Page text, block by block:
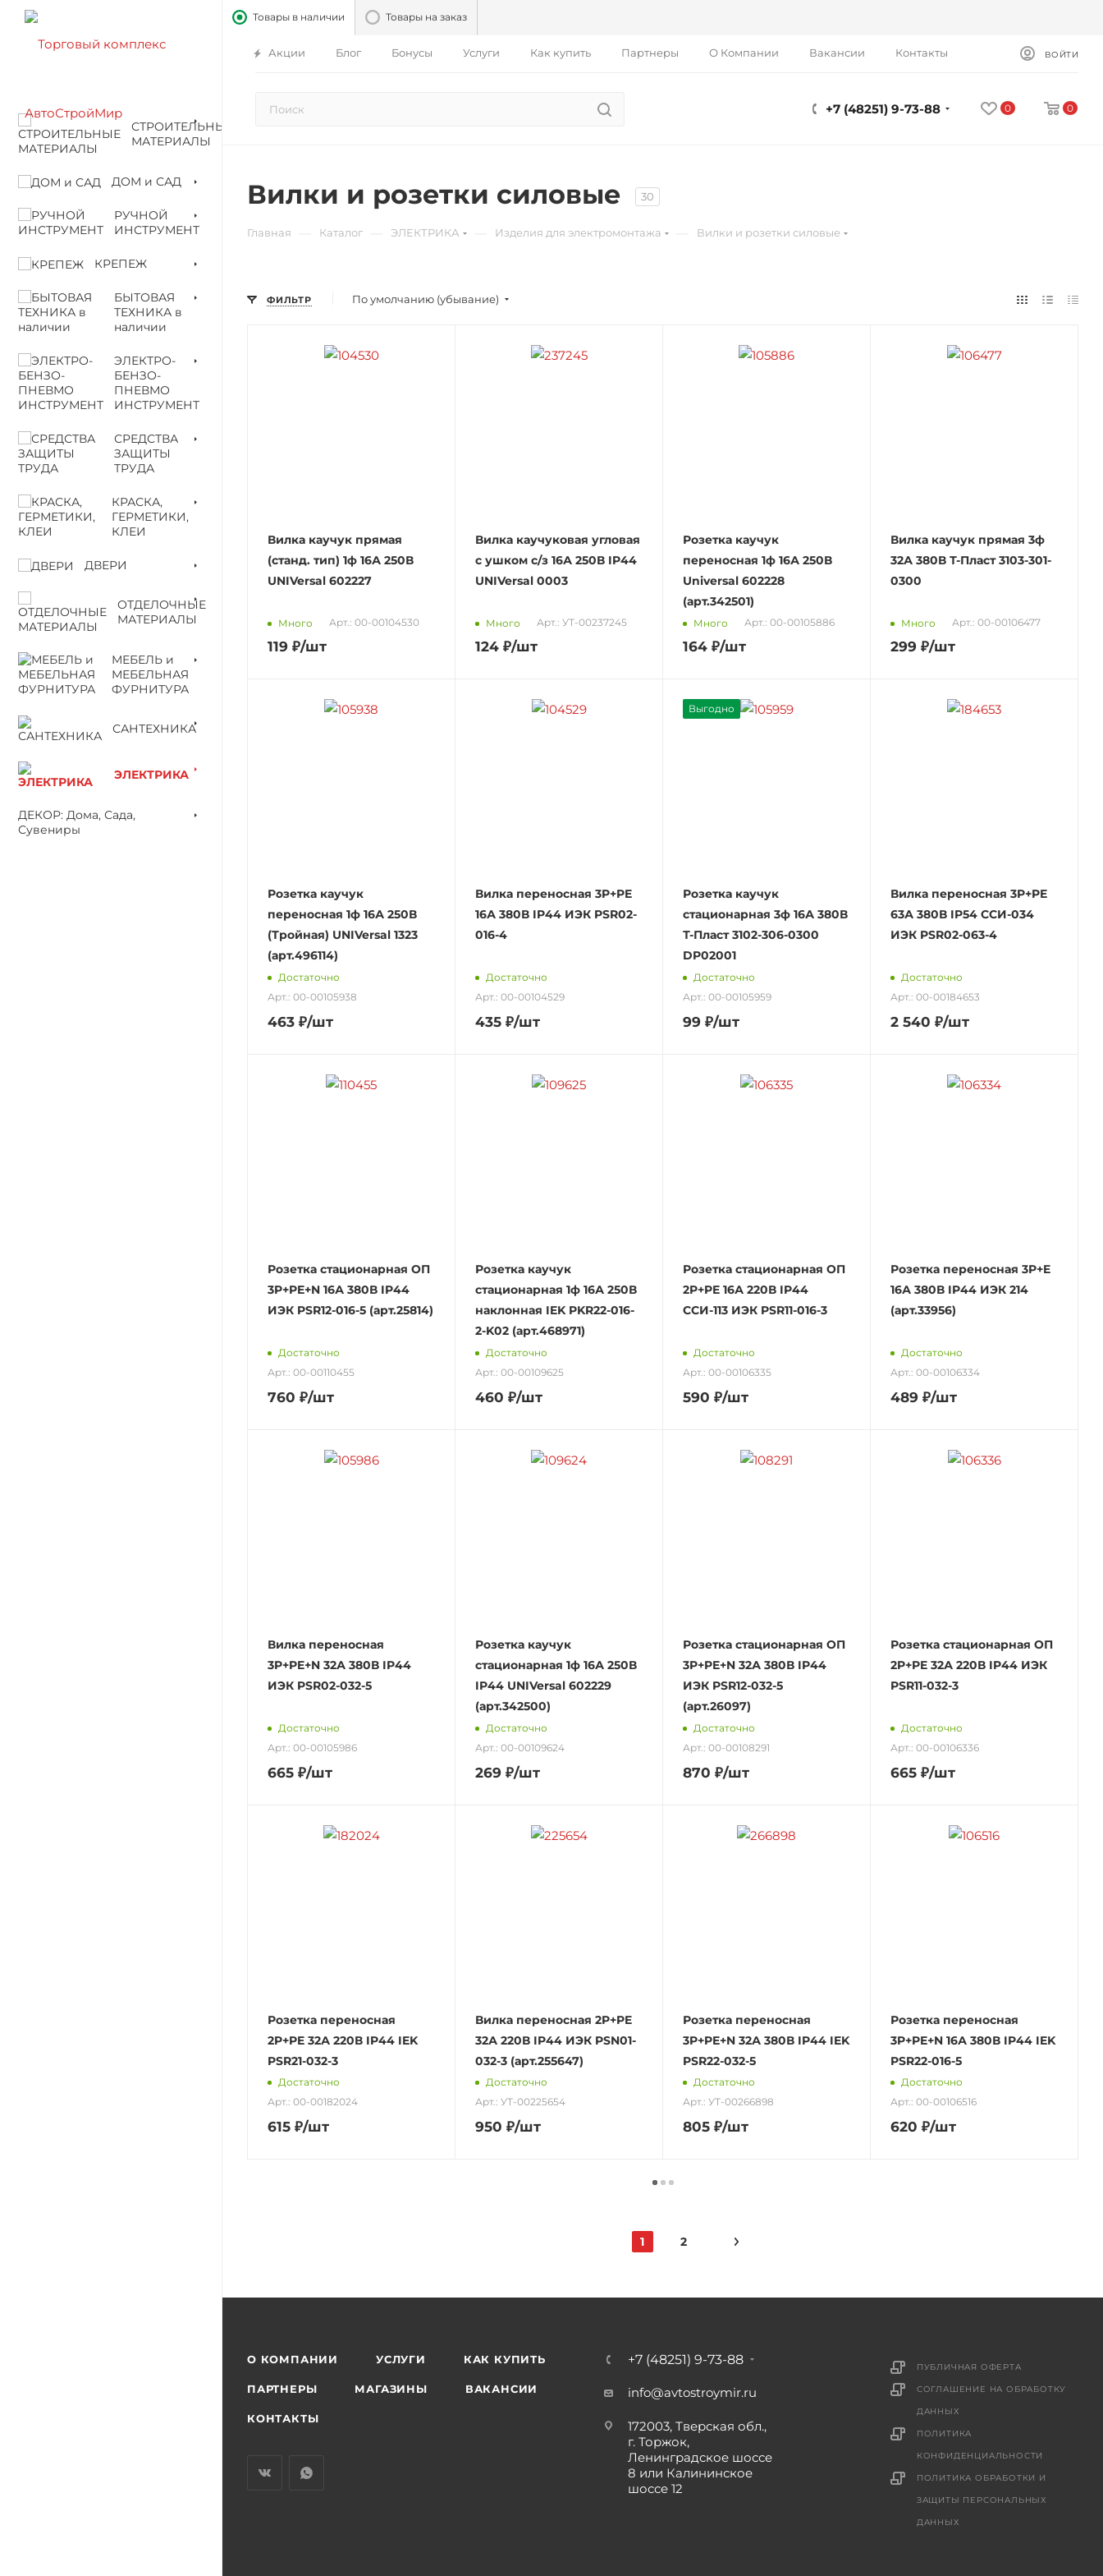
Товары в наличии Товары на заказ
Акции Блог Бонусы Услуги Как купить Партнеры О Компании Вакансии Контакты ВОЙТИ
0 0
+7 (48251) 9-73-88
СТРОИТЕЛЬНЫЕ
МАТЕРИАЛЫ
ДОМ и САД
РУЧНОЙ
ИНСТРУМЕНТ
КРЕПЕЖ
БЫТОВАЯ
ТЕХНИКА в
наличии
ЭЛЕКТРО-
БЕНЗО-
ПНЕВМО
ИНСТРУМЕНТ
СРЕДСТВА
ЗАЩИТЫ
ТРУДА
КРАСКА,
ГЕРМЕТИКИ,
КЛЕИ
ДВЕРИ
ОТДЕЛОЧНЫЕ
МАТЕРИАЛЫ
МЕБЕЛЬ и
МЕБЕЛЬНАЯ
ФУРНИТУРА
САНТЕХНИКА
ЭЛЕКТРИКА
ДЕКОР: Дома, Сада,
Сувениры
Вилки и розетки силовые 30
Главная Каталог ЭЛЕКТРИКА Изделия для электромонтажа Вилки и розетки силовые
ФИЛЬТР По умолчанию (убывание)
Вилка каучук прямая
(станд. тип) 1ф 16А 250В
UNIVersal 602227
Много Арт.: 00-00104530
119 ₽/шт
Вилка каучуковая угловая
с ушком c/з 16А 250В IP44
UNIVersal 0003
Много Арт.: УТ-00237245
124 ₽/шт
Розетка каучук
переносная 1ф 16А 250В
Universal 602228
(арт.342501)
Много Арт.: 00-00105886
164 ₽/шт
Вилка каучук прямая 3ф
32А 380В Т-Пласт 3103-301-
0300
Много Арт.: 00-00106477
299 ₽/шт
Розетка каучук
переносная 1ф 16А 250В
(Тройная) UNIVersal 1323
(арт.496114)
Достаточно
Арт.: 00-00105938
463 ₽/шт
Вилка переносная 3P+PE
16А 380В IP44 ИЭК PSR02-
016-4
Достаточно
Арт.: 00-00104529
435 ₽/шт
Выгодно
Розетка каучук
стационарная 3ф 16А 380В
Т-Пласт 3102-306-0300
DP02001
Достаточно
Арт.: 00-00105959
99 ₽/шт
Вилка переносная 3P+PE
63А 380В IP54 ССИ-034
ИЭК PSR02-063-4
Достаточно
Арт.: 00-00184653
2 540 ₽/шт
Розетка стационарная ОП
3P+PE+N 16А 380В IP44
ИЭК PSR12-016-5 (арт.25814)
Достаточно
Арт.: 00-00110455
760 ₽/шт
Розетка каучук
стационарная 1ф 16А 250В
наклонная IEK PKR22-016-
2-K02 (арт.468971)
Достаточно
Арт.: 00-00109625
460 ₽/шт
Розетка стационарная ОП
2P+PE 16А 220В IP44
ССИ-113 ИЭК PSR11-016-3
Достаточно
Арт.: 00-00106335
590 ₽/шт
Розетка переносная 3P+E
16А 380В IP44 ИЭК 214
(арт.33956)
Достаточно
Арт.: 00-00106334
489 ₽/шт
Вилка переносная
3P+PE+N 32А 380В IP44
ИЭК PSR02-032-5
Достаточно
Арт.: 00-00105986
665 ₽/шт
Розетка каучук
стационарная 1ф 16А 250В
IP44 UNIVersal 602229
(арт.342500)
Достаточно
Арт.: 00-00109624
269 ₽/шт
Розетка стационарная ОП
3P+PE+N 32А 380В IP44
ИЭК PSR12-032-5
(арт.26097)
Достаточно
Арт.: 00-00108291
870 ₽/шт
Розетка стационарная ОП
2P+PE 32А 220В IP44 ИЭК
PSR11-032-3
Достаточно
Арт.: 00-00106336
665 ₽/шт
Розетка переносная
2P+PE 32А 220В IP44 IEK
PSR21-032-3
Достаточно
Арт.: 00-00182024
615 ₽/шт
Вилка переносная 2P+PE
32А 220В IP44 ИЭК PSN01-
032-3 (арт.255647)
Достаточно
Арт.: УТ-00225654
950 ₽/шт
Розетка переносная
3P+PE+N 32А 380В IP44 IEK
PSR22-032-5
Достаточно
Арт.: УТ-00266898
805 ₽/шт
Розетка переносная
3P+PE+N 16А 380В IP44 IEK
PSR22-016-5
Достаточно
Арт.: 00-00106516
620 ₽/шт
1 2
О КОМПАНИИ УСЛУГИ КАК КУПИТЬ
ПАРТНЕРЫ МАГАЗИНЫ ВАКАНСИИ
КОНТАКТЫ
+7 (48251) 9-73-88
info@avtostroymir.ru
172003, Тверская обл.,
г. Торжок,
Ленинградское шоссе
8 или Калининское
шоссе 12
ПУБЛИЧНАЯ ОФЕРТА
СОГЛАШЕНИЕ НА ОБРАБОТКУ
ДАННЫХ
ПОЛИТИКА
КОНФИДЕНЦИАЛЬНОСТИ
ПОЛИТИКА ОБРАБОТКИ И
ЗАЩИТЫ ПЕРСОНАЛЬНЫХ
ДАННЫХ